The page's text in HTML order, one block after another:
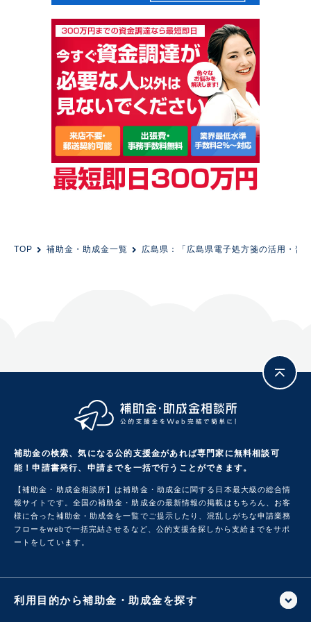
TOP 補助金・助成金一覧 広島県：「広島県電子処方箋の活用・普
補助金の検索、気になる公的支援金があれば専門家に無料相談可
能！申請書発行、申請までを一括で行うことができます。
【補助金・助成金相談所】は補助金・助成金に関する日本最大級の総合情
報サイトです。 全国の補助金・助成金の最新情報の掲載はもちろん、お客
様に合った補助金・助成金を一覧でご提示したり、混乱しがちな申請業務
フローをwebで一括完結させるなど、公的支援金探しから支給までをサポ
ートをしています。
利用目的から補助金・助成金を探す